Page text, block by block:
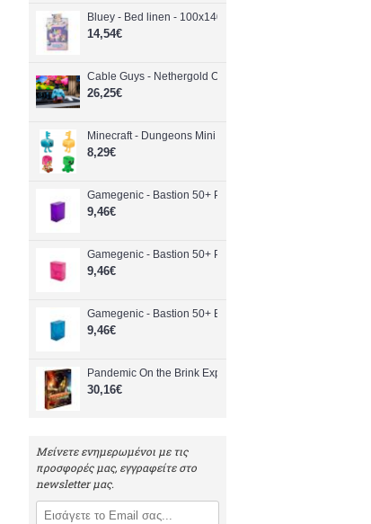
Bluey - Bed linen - 100x140, 40x45 cm - Baby and Children
14,54€
Cable Guys - Nethergold Ore Enderman - PlayStation 5
26,25€
Minecraft - Dungeons Mini Crafter Plush (Assorted) - Toys
8,29€
Gamegenic - Bastion 50+ Purple (GGS22024ML) - Toys
9,46€
Gamegenic - Bastion 50+ Pink (GGS22026ML) - Toys
9,46€
Gamegenic - Bastion 50+ Blue (GGS22020ML) - Toys
9,46€
Pandemic On the Brink Expansion - Toys
30,16€
Μείνετε ενημερωμένοι με τις
προσφορές μας, εγγραφείτε στο
newsletter μας.